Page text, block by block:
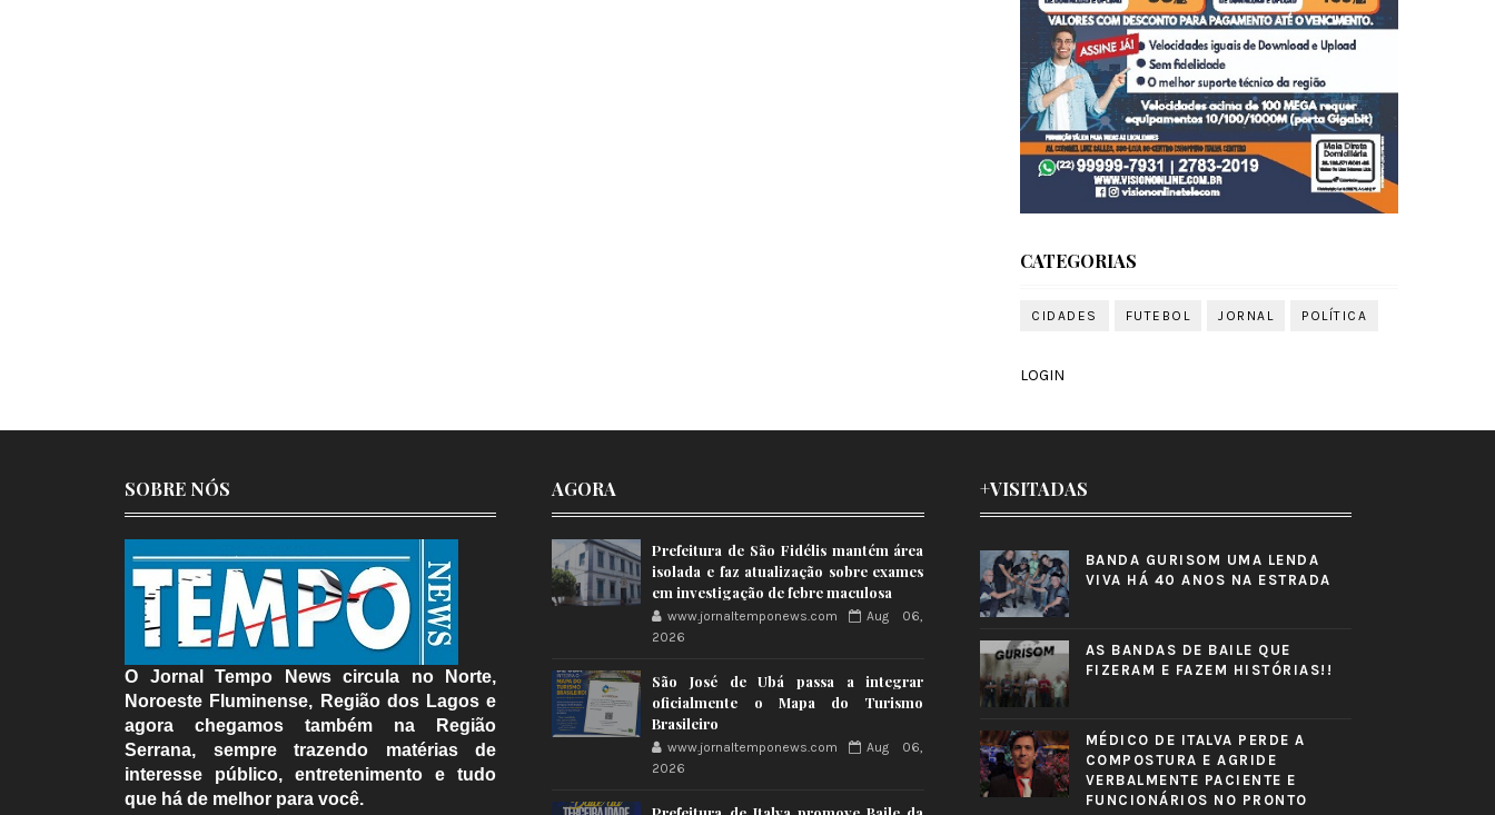
CATEGORIAS
CIDADES FUTEBOL JORNAL POLÍTICA
LOGIN
SOBRE NÓS
O Jornal Tempo News circula no Norte,
Noroeste Fluminense, Região dos Lagos e
agora chegamos também na Região
Serrana, sempre trazendo matérias de
interesse público, entretenimento e tudo
que há de melhor para você.
AGORA
Prefeitura de São Fidélis mantém área
isolada e faz atualização sobre exames
em investigação de febre maculosa
www.jornaltemponews.com
Aug 06,
2026
São José de Ubá passa a integrar
oficialmente o Mapa do Turismo
Brasileiro
www.jornaltemponews.com
Aug 06,
2026
+VISITADAS
BANDA GURISOM UMA LENDA
VIVA HÁ 40 ANOS NA ESTRADA
AS BANDAS DE BAILE QUE
FIZERAM E FAZEM HISTÓRIAS!!
MÉDICO DE ITALVA PERDE A
COMPOSTURA E AGRIDE
VERBALMENTE PACIENTE E
FUNCIONÁRIOS NO PRONTO